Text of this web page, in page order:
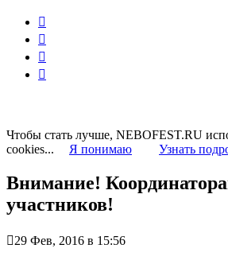




Чтобы стать лучше, NEBOFEST.RU
cookies...
Я понимаю Узнать
Внимание!
участников!
29 Фев, 2016 в 15:56